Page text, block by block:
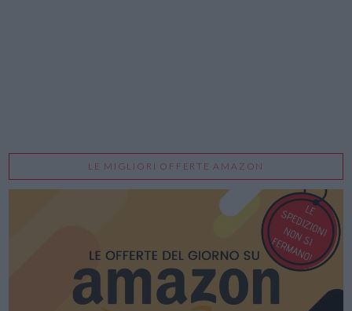
LE MIGLIORI OFFERTE AMAZON